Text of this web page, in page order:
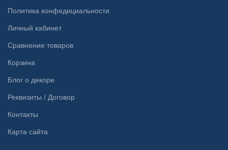
Политика конфедициальности
Личный кабинет
Сравнение товаров
Корзина
Блог о декоре
Реквизиты / Договор
Контакты
Карта сайта